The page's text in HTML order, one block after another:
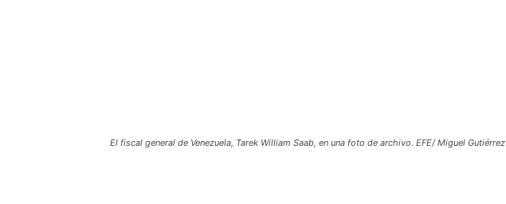
El fiscal general de Venezuela, Tarek William Saab, en una foto de archivo. EFE/ Miguel Gutiérrez